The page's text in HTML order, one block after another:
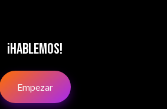
¡Hablemos!
Empezar